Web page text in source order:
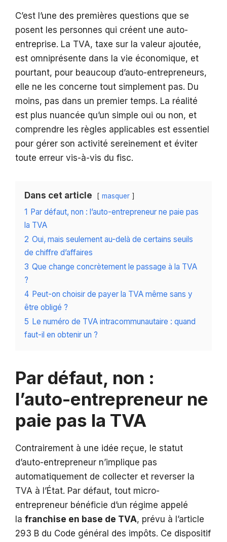
C’est l’une des premières questions que se
posent les personnes qui créent une auto-
entreprise. La TVA, taxe sur la valeur ajoutée,
est omniprésente dans la vie économique, et
pourtant, pour beaucoup d’auto-entrepreneurs,
elle ne les concerne tout simplement pas. Du
moins, pas dans un premier temps. La réalité
est plus nuancée qu’un simple oui ou non, et
comprendre les règles applicables est essentiel
pour gérer son activité sereinement et éviter
toute erreur vis-à-vis du fisc.
Dans cet article masquer
1 Par défaut, non : l’auto-entrepreneur ne paie pas
la TVA
2 Oui, mais seulement au-delà de certains seuils
de chiffre d’affaires
3 Que change concrètement le passage à la TVA
?
4 Peut-on choisir de payer la TVA même sans y
être obligé ?
5 Le numéro de TVA intracommunautaire : quand
faut-il en obtenir un ?
Par défaut, non :
l’auto-entrepreneur ne
paie pas la TVA
Contrairement à une idée reçue, le statut
d’auto-entrepreneur n’implique pas
automatiquement de collecter et reverser la
TVA à l’État. Par défaut, tout micro-
entrepreneur bénéficie d’un régime appelé
la franchise en base de TVA, prévu à l’article
293 B du Code général des impôts. Ce dispositif